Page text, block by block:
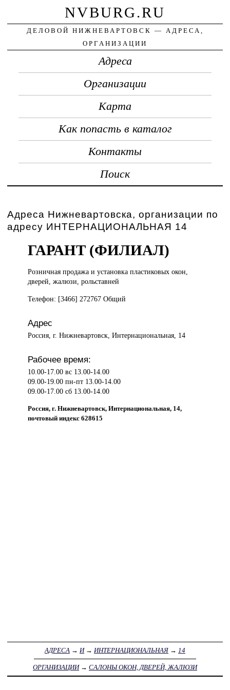
NVBURG.RU
ДЕЛОВОЙ НИЖНЕВАРТОВСК — АДРЕСА,
ОРГАНИЗАЦИИ
Адреса
Организации
Карта
Как попасть в каталог
Контакты
Поиск
Адреса Нижневартовска, организации по
адресу ИНТЕРНАЦИОНАЛЬНАЯ 14
ГАРАНТ (ФИЛИАЛ)
Розничная продажаи установка пластиковых окон,
дверей, жалюзи, рольставней
Телефон: [3466] 272767 Общий
Адрес
Россия, г. Нижневартовск, Интернациональная, 14
Рабочее время:
10.00-17.00 вс 13.00-14.00
09.00-19.00 пн-пт 13.00-14.00
09.00-17.00 сб 13.00-14.00
Россия, г. Нижневартовск, Интернациональная, 14,
почтовый индекс 628615
АДРЕСА → И→ ИНТЕРНАЦИОНАЛЬНАЯ → 14
ОРГАНИЗАЦИИ→ САЛОНЫ ОКОН, ДВЕРЕЙ, ЖАЛЮЗИ